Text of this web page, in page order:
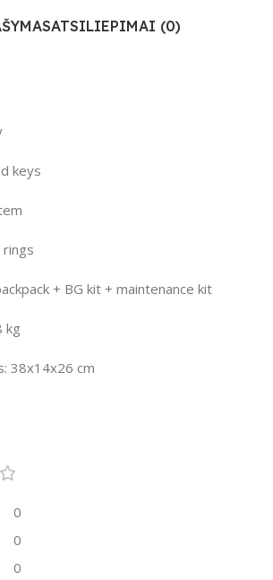
ATSILIEPIMAI (0)
keys
rings
+ BG kit + maintenance kit
kg
38x14x26 cm
0
0
0